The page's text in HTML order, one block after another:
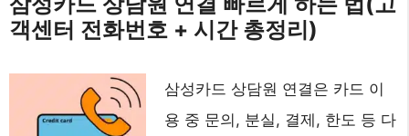
객센터 전화번호 + 시간 총정리)
삼성카드 상담원 연결은 카드 이
용 중 문의, 분실, 결제, 한도 등 다